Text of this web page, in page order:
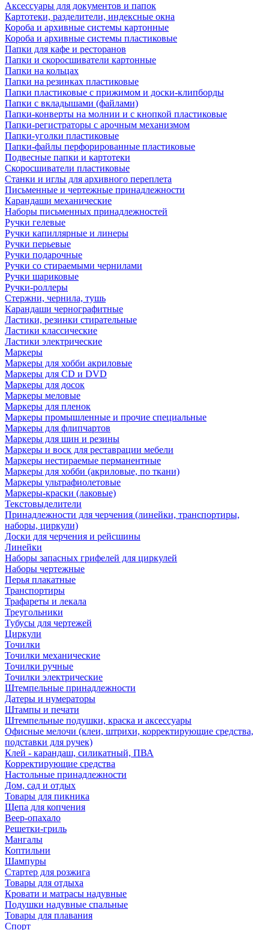
Аксессуары для документов и папок
Картотеки, разделители, индексные окна
Короба и архивные системы картонные
Короба и архивные системы пластиковые
Папки для кафе и ресторанов
Папки и скоросшиватели картонные
Папки на кольцах
Папки на резинках пластиковые
Папки пластиковые с прижимом и доски-клипборды
Папки с вкладышами (файлами)
Папки-конверты на молнии и с кнопкой пластиковые
Папки-регистраторы с арочным механизмом
Папки-уголки пластиковые
Папки-файлы перфорированные пластиковые
Подвесные папки и картотеки
Скоросшиватели пластиковые
Станки и иглы для архивного переплета
Письменные и чертежные принадлежности
Карандаши механические
Наборы письменных принадлежностей
Ручки гелевые
Ручки капиллярные и линеры
Ручки перьевые
Ручки подарочные
Ручки со стираемыми чернилами
Ручки шариковые
Ручки-роллеры
Стержни, чернила, тушь
Карандаши чернографитные
Ластики, резинки стирательные
Ластики классические
Ластики электрические
Маркеры
Маркеры для хобби акриловые
Маркеры для CD и DVD
Маркеры для досок
Маркеры меловые
Маркеры для пленок
Маркеры промышленные и прочие специальные
Маркеры для флипчартов
Маркеры для шин и резины
Маркеры и воск для реставрации мебели
Маркеры нестираемые перманентные
Маркеры для хобби (акриловые, по ткани)
Маркеры ультрафиолетовые
Маркеры-краски (лаковые)
Текстовыделители
Принадлежности для черчения (линейки, транспортиры,
наборы, циркули)
Доски для черчения и рейсшины
Линейки
Наборы запасных грифелей для циркулей
Наборы чертежные
Перья плакатные
Транспортиры
Трафареты и лекала
Треугольники
Тубусы для чертежей
Циркули
Точилки
Точилки механические
Точилки ручные
Точилки электрические
Штемпельные принадлежности
Датеры и нумераторы
Штампы и печати
Штемпельные подушки, краска и аксессуары
Офисные мелочи (клеи, штрихи, корректирующие средства,
подставки для ручек)
Клей - карандаш, силикатный, ПВА
Корректирующие средства
Настольные принадлежности
Дом, сад и отдых
Товары для пикника
Щепа для копчения
Веер-опахало
Решетки-гриль
Мангалы
Коптильни
Шампуры
Стартер для розжига
Товары для отдыха
Кровати и матрасы надувные
Подушки надувные спальные
Товары для плавания
Спорт